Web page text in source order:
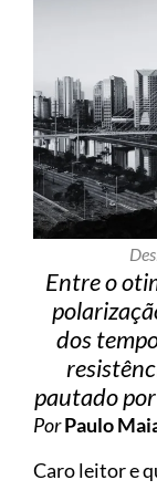
Entre o
dos
pautado
PorPaulo
Caro leitor e